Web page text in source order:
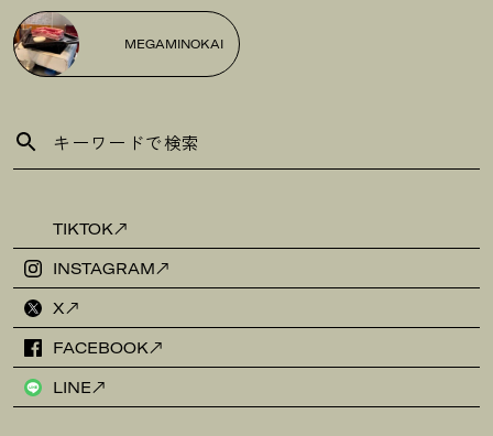
MEGAMINOKAI
TIKTOK
INSTAGRAM
X
FACEBOOK
LINE